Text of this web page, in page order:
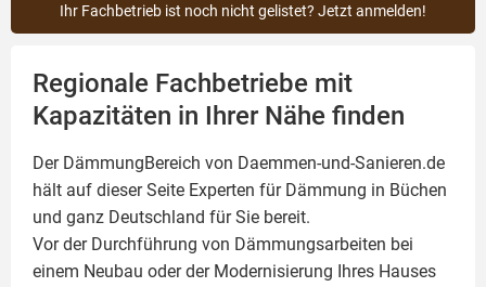
Ihr Fachbetrieb ist noch nicht gelistet? Jetzt anmelden!
Regionale Fachbetriebe mit
Kapazitäten in Ihrer Nähe finden
Der DämmungBereich von Daemmen-und-Sanieren.de
hält auf dieser Seite Experten für Dämmung in Büchen
und ganz Deutschland für Sie bereit.
Vor der Durchführung von Dämmungsarbeiten bei
einem Neubau oder der Modernisierung Ihres Hauses